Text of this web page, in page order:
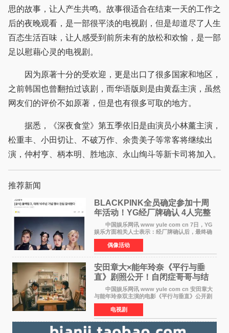
思的故事，让人产生共鸣。故事很适合在结束一天的工作之
后的夜晚观看，是一部很平淡的电视剧，但是却道尽了人生
百态生活百味，让人感受到前所未有的放松和欢愉，是一部
足以慰藉心灵的电视剧。
因为原著十分的受欢迎，更是出口了很多国家和地区，
之前韩国也曾翻拍过该剧，而华语版则是由黄磊主演，虽然
网友们的评价不如原著，但是也有很多可取的地方。
据悉，《深夜食堂》第五季依旧是由演员小林薰主演，
松重丰、小田切让、不破万作、余贵美子等常客将继续出
演，仲村亨、柄本明、胜地凉、永山绚斗等新卡司将加入。
推荐新闻
BLACKPINK全员确定参加十周
年活动！YG经厂牌确认 4人完整
体合体成行
中国娱乐网讯 www yule com cn 7日，YG
娱乐方面相关人士表示：经厂牌确认后，最终确
定4名成员均将出席。YG方面最终确认了智秀、
JENNIE、ROS&Eacute;、LISA四位
BLACKPINK成员全员出席，使组
偶像活动
安田章大×能年玲奈《平行与垂
直》剧照公开！自闭症哥哥与结
婚前夕妹妹直面未来
中国娱乐网讯 www yule com cn 安田章大
与能年玲奈双主演的电影《平行与垂直》公开剧
照，该片将于8月28日上映。 本片围绕患有自
闭症谱系障碍的哥哥大贵（安田章大 饰）与即将
结婚的妹妹
电视剧